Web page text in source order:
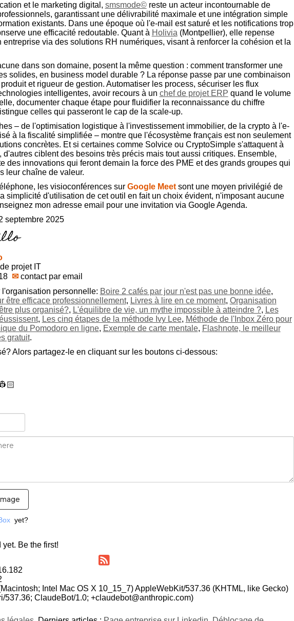
et le marketing digital, smsmode©reste un acteur incontournable de
garantissant une délivrabilité maximale et une intégration simple
existants. Dans une époque où l'e-mail est saturé et les notifications trop
une efficacité redoutable. Quant à Holivia (Montpellier), elle repense
entreprise via des solutions RH numériques, visant à renforcer la cohésion et la
dans son domaine, posent la même question : comment transformer une
solides, en business model durable ? La réponse passe par une combinaison
et rigueur de gestion. Automatiser les process, sécuriser les flux
intelligentes, avoir recours à un chef de projet ERP quand le volume
documenter chaque étape pour fluidifier la reconnaissance du chiffre
celles qui passeront le cap de la scale-up.
– de l'optimisation logistique à l'investissement immobilier, de la crypto à l'e-
à la fiscalité simplifiée – montre que l'écosystème français est non seulement
concrètes. Et si certaines comme Solvice ou CryptoSimple s'attaquent à
ciblent des besoins très précis mais tout aussi critiques. Ensemble,
des innovations qui feront demain la force des PME et des grands groupes qui
leur chaîne de valeur.
les visioconférences sur Google Meetsont une moyen privilégié de
simplicité d'utilisation de cet outil en fait un choix évident, n'imposant aucune
mon adresse email pour une invitation via Google Agenda.
septembre 2025
projet IT
✉contact par email
personnelle: Boire 2 cafés par jour n'est pas une bonne idée,
être efficace professionnellement, Livres à lire en ce moment, Organisation
plus organisé?, L'équilibre de vie, un mythe impossible à atteindre ?, Les
, Les cinq étapes de la méthode Ivy Lee, Méthode de l'Inbox Zéro pour
du Pomodoro en ligne, Exemple de carte mentale, Flashnote, le meilleur
gratuit.
Alors partagez-le en cliquant sur les boutons ci-dessous:
yet?
Be the first!
Intel Mac OS X 10_15_7) AppleWebKit/537.36 (KHTML, like Gecko)
537.36; ClaudeBot/1.0; +claudebot@anthropic.com)